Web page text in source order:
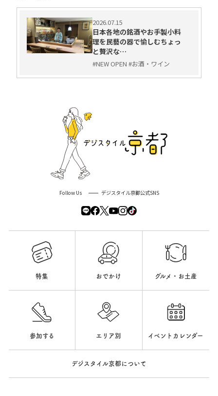
2026.07.15
日本各地の銘酒やお手製小料
理を民藝の器で愉しむちょっ
と贅沢な…
#NEW OPEN #お酒・ワイン
Follow Us デジスタイル京都公式SNS
特集 おでかけ グルメ・お土産
参加する エリア別 イベントカレンダー
デジスタイル京都について